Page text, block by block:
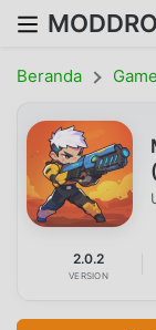
Beranda
2.0.2
VERSION